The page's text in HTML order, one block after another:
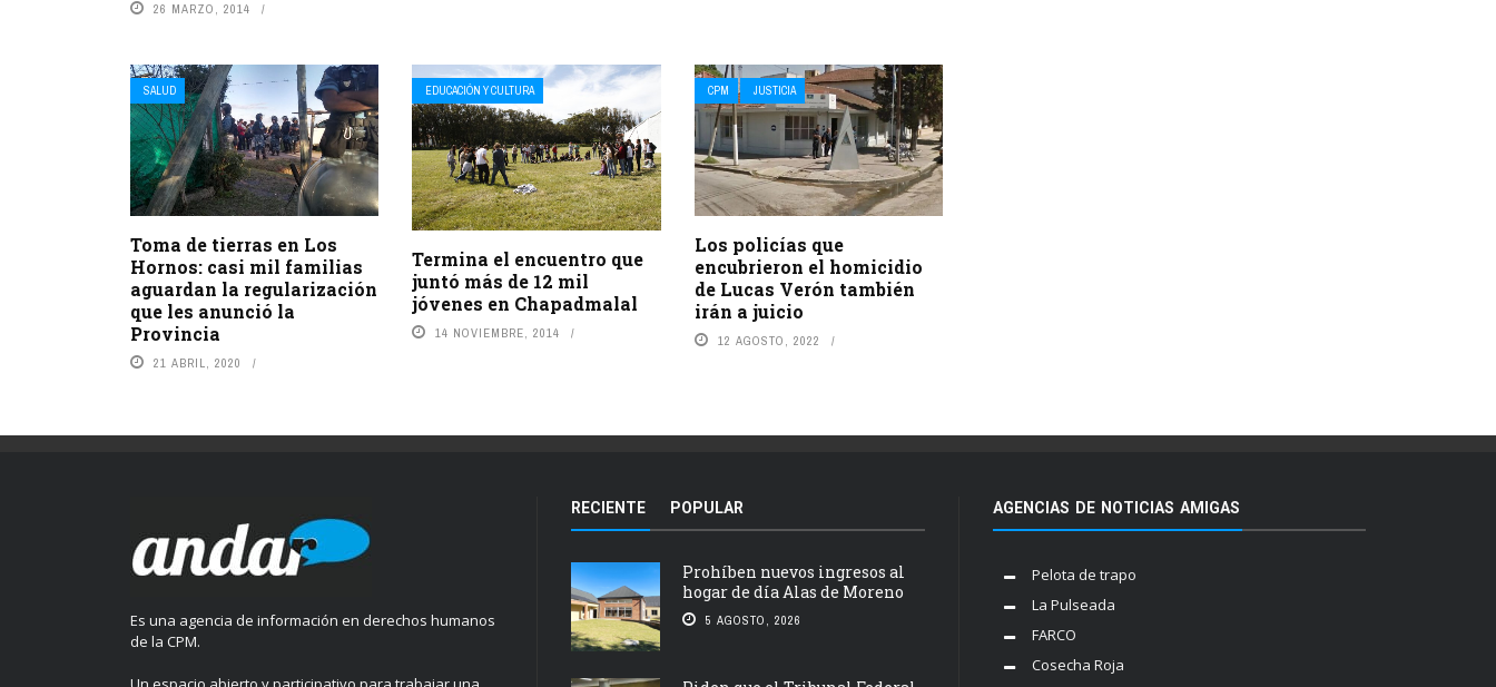
26 MARZO, 2014
SALUD
Toma de tierras en Los
Hornos: casi mil familias
aguardan la regularización
que les anunció la
Provincia
21 ABRIL, 2020
EDUCACIÓN Y CULTURA
Termina el encuentro que
juntó más de 12 mil
jóvenes en Chapadmalal
14 NOVIEMBRE, 2014
CPM JUSTICIA
Los policías que
encubrieron el homicidio
de Lucas Verón también
irán a juicio
12 AGOSTO, 2022
Es una agencia de información en derechos humanos
de la CPM.
RECIENTE POPULAR
Prohíben nuevos ingresos al
hogar de día Alas de Moreno
5 AGOSTO, 2026
AGENCIAS DE NOTICIAS AMIGAS
Pelota de trapo
La Pulseada
FARCO
Cosecha Roja